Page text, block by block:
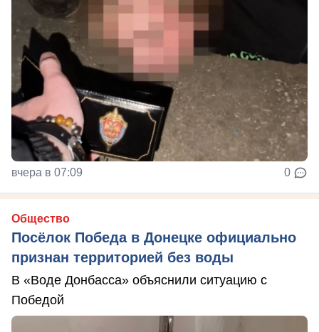
вчера в 07:09 0
Общество
Посёлок Победа в Донецке официально
признан территорией без воды
В «Воде Донбасса» объяснили ситуацию с
Победой